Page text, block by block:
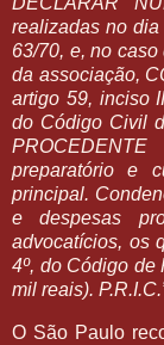
realizadas no
63/70, e, no
da associação,
artigo 59, inciso
do Código Civil
preparatório e
principal.
e despesas
advocatícios, os
4º, do Código de
mil reais).
O São Paulo